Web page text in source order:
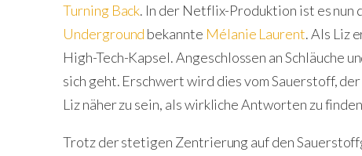
Turning Back. In der Netflix-Produktion ist es nun
Underground bekannte Mélanie Laurent. Als Liz
High-Tech-Kapsel. Angeschlossen an Schläuche
sich geht. Erschwert wird dies vom Sauerstoff,
Liz näher zu sein, als wirkliche Antworten zu
Trotz der stetigen Zentrierung auf den